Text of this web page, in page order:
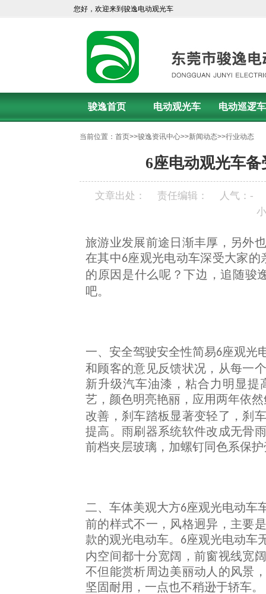
您好，欢迎来到骏逸电动观光车
骏逸首页 电动观光车 电动巡逻车
当前位置： 首页>>骏逸资讯中心>>新闻动态>>行业动态
6座电动观光车
文章出处： 责任编辑： 人气： -
小
旅游业发展前途日渐丰厚，另外
在其中6座观光电动车深受大家的
的原因是什么呢？下边，追随骏
吧。
一、安全驾驶安全性简易6座观光
和顾客的意见反馈状况，从每一
新升级汽车油漆，粘合力明显
艺，颜色明亮艳丽，应用两年依
改善，刹车踏板显著变轻了，刹
提高。雨刷器系统软件改成无骨
前档夹层玻璃，加螺钉同色系保
二、车体美观大方6座观光电动车
前的样式不一，风格迥异，主要
款的观光电动车。 6座观光电动车
内空间都十分宽阔，前窗视线宽
不但能赏析周边美丽动人的风景
坚固耐用，一点也不稍逊于轿车。